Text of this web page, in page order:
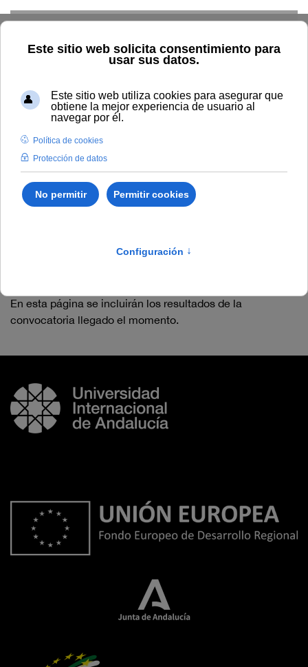
Inicio General
Andalucía Open Future. Resultados de la
convocatoria
Andalucía Open Future.
Resultados de la
En esta página se incluirán los resultados de la
convocatoria llegado el momento.